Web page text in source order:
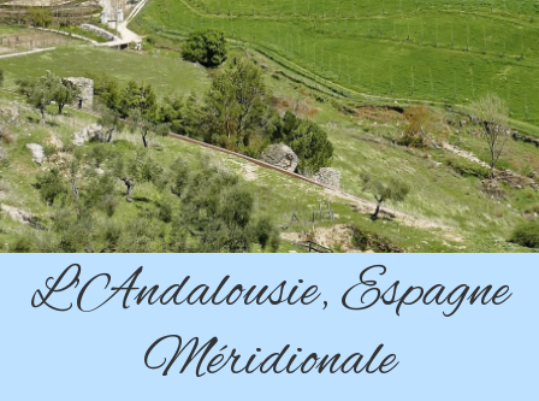
L'Andalousie, Espagne
Méridionale